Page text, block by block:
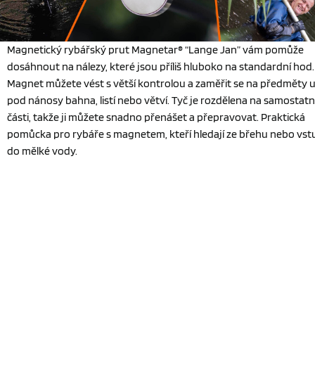
Magnetický rybářský prut Magnetar® “Lange Jan” vám pomůže
dosáhnout na nálezy, které jsou příliš hluboko na standardní hod.
Magnet můžete vést s větší kontrolou a zaměřit se na předměty
pod nánosy bahna, listí nebo větví. Tyč je rozdělena na
části, takže ji můžete snadno přenášet a přepravovat. Praktická
pomůcka pro rybáře s magnetem, kteří hledají ze břehu nebo
do mělké vody.